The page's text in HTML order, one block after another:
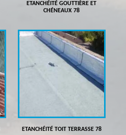
ETANCHÉITÉ GOUTTIÈRE ET
CHÉNEAUX 78
ETANCHÉITÉ TOIT TERRASSE 78